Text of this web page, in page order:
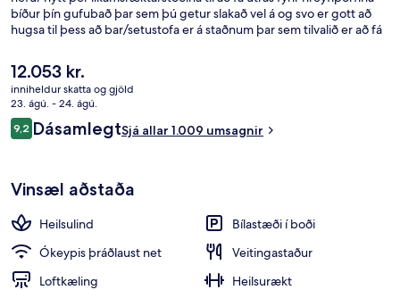
bíður þín gufubað þar sem þú getur slakað vel á og svo er gott að
hugsa til þess að bar/setustofa er á staðnum þar sem tilvalið er að fá
vandláta eru eimbað og verönd. Meðal þess sem ferðamenn sem
hafa heimsótt staðinn eru sérstaklega ánægðir með eru hjálpsamt
starfsfólk og góð staðsetning.
Núverandi
verð
er
12.053 kr.
12.053 kr.
inniheldur skatta og gjöld
23. ágú. - 24. ágú.
Umsagnir
9,29,2 af 10
DásamlegtSjá allar 1.009 umsagnir
Vinsæl aðstaða
Heilsulind
Bílastæði í boði
Ókeypis þráðlaust net
Veitingastaður
Loftkæling
Heilsurækt